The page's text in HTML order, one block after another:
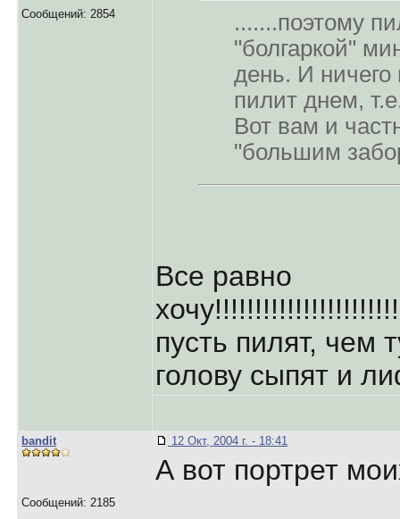
Сообщений: 2854
.......поэтому
"болгаркой"
день. И ничего
пилит днем,
Вот вам и
"большим
Все равно
пусть пилят, чем
голову сыпят и
bandit
Сообщений: 2185
12 Окт, 2004 г. - 18:41
А вот портрет